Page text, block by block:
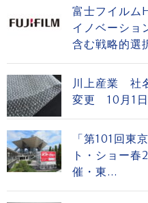
富士フイル
イノベーショ
含む戦略的選
川上産業 社
変更 10月1日
「第101回東
ト・ショー
催・東...